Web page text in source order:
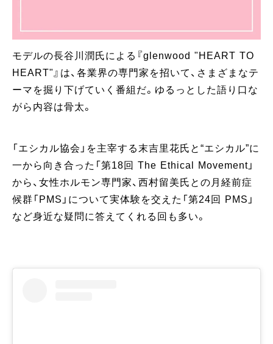
モデルの長谷川潤氏による『glenwood "HEART TO
HEART"』は、各業界の専門家を招いて、さまざまなテ
ーマを掘り下げていく番組だ。ゆるっとした語り口な
がら内容は骨太。
「エシカル協会」を主宰する末吉里花氏と“エシカル”に
一から向き合った「第18回 The Ethical Movement」
から、女性ホルモン専門家、西村留美氏との月経前症
候群「PMS」について実体験を交えた「第24回 PMS」
など身近な疑問に答えてくれる回も多い。